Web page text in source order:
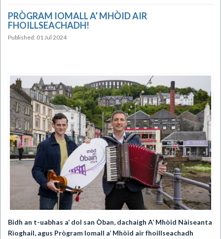
PRÒGRAM IOMALL A’ MHÒID AIR
FHOILLSEACHADH!
Published: 01 Jul 2024
Bidh an t-uabhas a’ dol san Òban, dachaigh A’ Mhòid Nàiseanta
Rìoghail, agus Prògram Iomall a’ Mhòid air fhoillseachadh